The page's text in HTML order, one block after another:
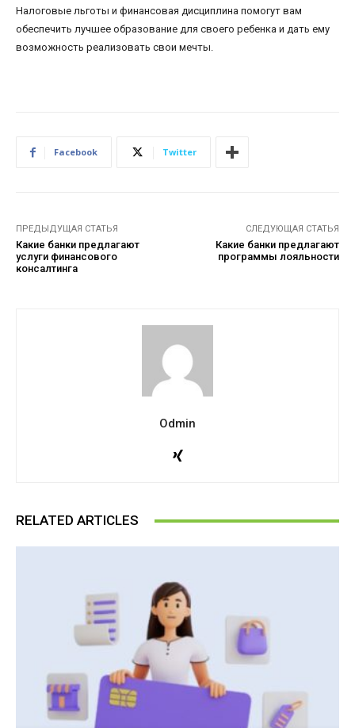
Налоговые льготы и финансовая дисциплина помогут вам
обеспечить лучшее образование для своего ребенка и дать ему
возможность реализовать свои мечты.
Facebook Twitter
ПРЕДЫДУЩАЯ СТАТЬЯ
Какие банки предлагают
услуги финансового
консалтинга
СЛЕДУЮЩАЯ СТАТЬЯ
Какие банки предлагают
программы лояльности
Odmin
RELATED ARTICLES